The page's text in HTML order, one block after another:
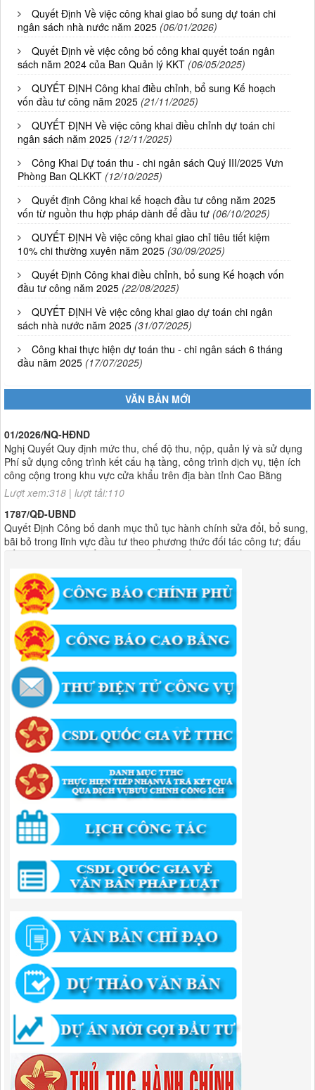
Quyết Định Về việc công khai giao bổ sung dự toán chi
ngân sách nhà nước năm 2025 (06/01/2026)
Quyết Định về việc công bố công khai quyết toán ngân
sách năm 2024 của Ban Quản lý KKT (06/05/2025)
QUYẾT ĐỊNH Công khai điều chỉnh, bổ sung Kế hoạch
vốn đầu tư công năm 2025 (21/11/2025)
QUYẾT ĐỊNH Về việc công khai điều chỉnh dự toán chi
ngân sách năm 2025 (12/11/2025)
Công Khai Dự toán thu - chi ngân sách Quý III/2025 Vưn
Phòng Ban QLKKT (12/10/2025)
Quyết định Công khai kế hoạch đầu tư công năm 2025
vốn từ nguồn thu hợp pháp dành để đầu tư (06/10/2025)
QUYẾT ĐỊNH Về việc công khai giao chỉ tiêu tiết kiệm
10% chi thường xuyên năm 2025 (30/09/2025)
Quyết Định Công khai điều chỉnh, bổ sung Kế hoạch vốn
đầu tư công năm 2025 (22/08/2025)
QUYẾT ĐỊNH Về việc công khai giao dự toán chi ngân
sách nhà nước năm 2025 (31/07/2025)
Công khai thực hiện dự toán thu - chi ngân sách 6 tháng
đầu năm 2025 (17/07/2025)
VĂN BẢN MỚI
Nghị Quyết Quy định mức thu, chế độ thu, nộp, quản lý và sử dụng
Phí sử dụng công trình kết cấu hạ tầng, công trình dịch vụ, tiện ích
công cộng trong khu vực cửa khẩu trên địa bàn tỉnh Cao Bằng
Lượt xem:318 | lượt tải:110
1787/QĐ-UBND
Quyết Định Công bố danh mục thủ tục hành chính sửa đổi, bổ sung,
bãi bỏ trong lĩnh vực đầu tư theo phương thức đối tác công tư; đấu
thầu lựa chọn nhà đầu tư thuộc thẩm quyền giải quyết của Sở Tài
chính, Ban Quản lý Khu kinh tế tỉnh, UBND cấp xã tỉnh CB
182/QĐ-BQLKKT
Quyết Định Công khai điều chỉnh, bổ sung Kế hoạch vốn đầu tư
công năm 2025
Lượt xem:458 | lượt tải:351
1174/QĐ-UBND
QUYẾT ĐỊNH Về việc công bố danh mục thủ tục HC được sửa đổi,bổ
sung và phê duyệt quy trình nội bộ giải quyết TTHC trong lĩnh vực
hoạt động xây dựng theo quy định phân quyền,phân cấp,phân định
thẩm quyền thuộc phạm vi giải quyết của Ban QLKKT
Lượt xem:437 | lượt tải:525
346/QĐ-UBND
QUYẾT ĐỊNH Về việc phê duyệt quy trình nội bộ giải quyết thủ tục
hành chính trong lĩnh vực khu công nghiệp, khu kinh tế thuộc thẩm
quyền giải quyết của Ban Quản lý Khu kinh tế tỉnh Cao Bằng
Lượt xem:515 | lượt tải:318
55/QĐ-BQLKKT
QUYẾT ĐỊNH Công khai điều chỉnh, bổ sung Kế hoạch vốn đầu tư
Lượt xem:823 | lượt tải:422
294/QĐ-UBND
hành chính trong lĩnh vực đầu tư tại Việt Nam thuộc thẩm quyền giải
quyết của Ban Quản lý Khu kinh tế tỉnh Cao Bằng
Lượt xem:674 | lượt tải:203
292/QĐ-UBND
Quyết định về việc công bố danh mục thủ tục hành chính mới ban
hành trong lĩnh vực khu công nghiệp, khu kinh tế thuộc thẩm quyền
giải quyết của Ban Quản lý Khu kinh tế tỉnh Cao Bằng
Lượt xem:518 | lượt tải:363
314/QĐ-BQLKKT
QUYẾT ĐỊNH Về việc công bố công khai thu hồi dự toán chi ngân
sách năm 2024